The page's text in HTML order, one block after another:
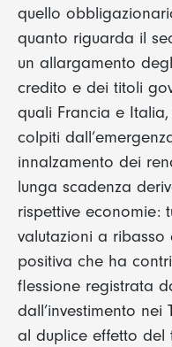
quello
quanto riguarda il
un allargamento
credito e dei titoli
quali Francia e
colpiti
innalzamento dei
lunga scadenza
rispettive economie:
valutazioni a ribasso
positiva che ha
flessione registrata
dall’investimento nei
al duplice effetto del